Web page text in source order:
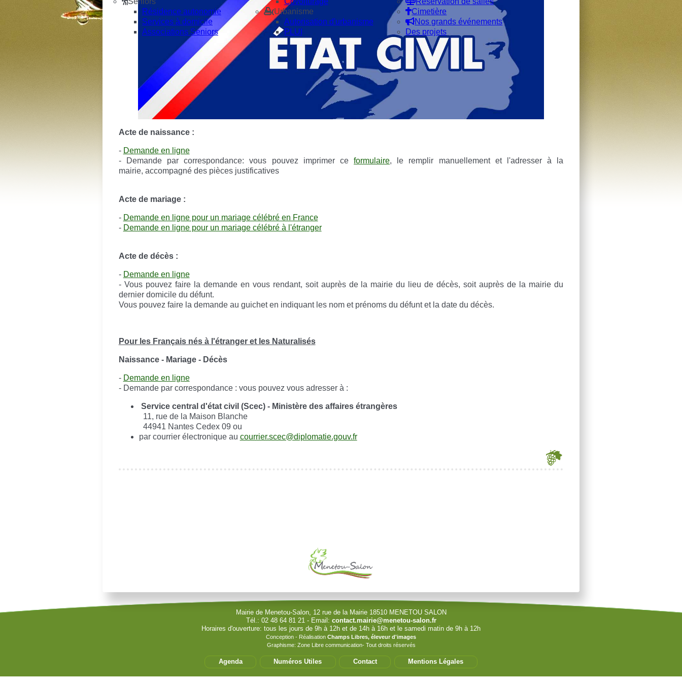
Résidence autonomie
Services à domicile
Associations Seniors
Urbanisme
Autorisation d'urbanisme
PLUI
Cimetière
Nos grands événements
Des projets
Acte de naissance :
- Demande en ligne
- Demande par correspondance: vous pouvez imprimer ceformulaire, le remplir manuellement et l'adresser à la
mairie, accompagné des pièces justificatives
Acte de mariage :
- Demande en ligne pour un mariage célébré en France
- Demande en ligne pour un mariage célébré à l'étranger
Acte de décès :
- Demande en ligne
- Vous pouvez faire la demande en vous rendant, soit auprès de la mairie du lieu de décès, soit auprès de la mairie du
dernier domicile du défunt.
Vous pouvez faire la demande au guichet en indiquant les nom et prénoms du défunt et la date du décès.
Pour les Français nés à l'étranger et les Naturalisés
Naissance - Mariage - Décès
- Demande en ligne
- Demande par correspondance : vous pouvez vous adresser à :
Service central d'état civil (Scec) - Ministère des affaires étrangères
11, rue de la Maison Blanche
44941 Nantes Cedex 09 ou
par courrier électronique au courrier.scec@diplomatie.gouv.fr
Mairie de Menetou-Salon, 12 rue de la Mairie 18510 MENETOU SALON
Tél.: 02 48 64 81 21 - Email: contact.mairie@menetou-salon.fr
Horaires d'ouverture: tous les jours de 9h à 12h et de 14h à 16h et le samedi matin de 9h à 12h
Conception - Réalisation Champs Libres, éleveur d'images
Graphisme: Zone Libre communication- Tout droits réservés
Agenda Numéros Utiles Contact Mentions Légales